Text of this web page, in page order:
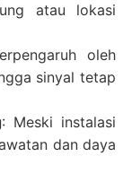
atau lokasi
oleh
sinyal tetap
: Meski instalasi
dan daya